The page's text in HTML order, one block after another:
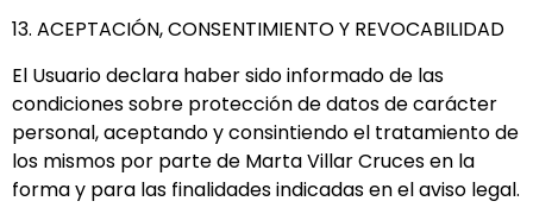
13. ACEPTACIÓN, CONSENTIMIENTO Y REVOCABILIDAD
El Usuario declara haber sido informado de las
condiciones sobre protección de datos de carácter
personal, aceptando y consintiendo el tratamiento de
los mismos por parte de Marta Villar Cruces en la
forma y para las finalidades indicadas en el aviso legal.